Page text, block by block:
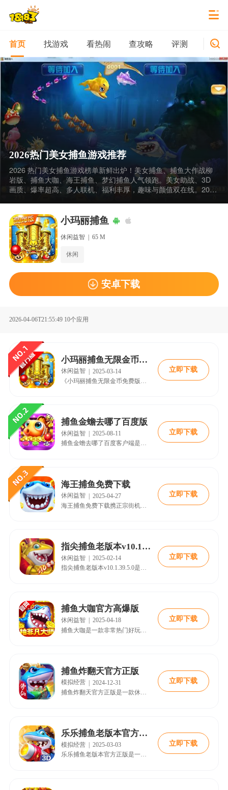
首页 找游戏 看热闹 查攻略 评测 新游
2026热门美女捕鱼游戏推荐
2026 热门美女捕鱼游戏榜单新鲜出炉！美女捕鱼、捕鱼大作战柳
岩版、捕鱼大咖、海王捕鱼、梦幻捕鱼人气领跑。美女助战、3D
画质、爆率超高、多人联机、福利丰厚，趣味与颜值双在线。2026
小玛丽捕鱼
休闲益智 | 65 M
休闲
安卓下载
2026-04-06T21:55:49 10个应用
小玛丽捕鱼无限金币免费版
休闲益智 | 2025-03-14
立即下载
捕鱼金蟾去哪了百度版
休闲益智
2025-08-11
捕鱼金蟾去哪了百度客户端是一款好玩的休闲捕鱼类手机游戏，现在小编为大家带来的这个版本是百度渠道服，我们可以使用百度账号进行登录，还有许多的奖励可以领取哦。在捕鱼金蟾去哪了百度版中，玩家现在能够在手机上也能体验到当初在街机厅中玩到的经典游戏了，3D的精致画风，让你能够去更好的游玩，感兴趣的小伙伴就赶快下载试试吧！
立即下载
海王捕鱼免费下载
休闲益智 | 2025-04-27
立即下载
指尖捕鱼老版本v10.1.39.5.0
休闲益智
2025-02-14
指尖捕鱼老版本v10.1.39.5.0是一款非常休闲的捕鱼类游戏。在这款游戏中玩家可以体验到经典的怀旧捕鱼体验，游戏中有着各种强大的BOSS等待玩家来挑战。同时游戏中还有各种金币和道具拿到手软，感兴趣的朋友快来18183下载体验吧!
立即下载
捕鱼大咖官方高爆版
休闲益智
2025-04-18
立即下载
捕鱼炸翻天官方正版
模拟经营
2024-12-31
捕鱼炸翻天官方正版是一款休闲捕鱼游戏，在游戏中玩家将体验到极致的爽感，在渔场中自由的进行捕获，每一个炮弹都有对应的效果，购买需要的炮弹，获得大量的金币，感受刺激连连的捕鱼乐趣。游戏还针对手机等移动端做出了非常全面的优化，提升了游戏的流畅度与稳定性，可以给玩家一个绝佳的游戏体验。可以有效地缓解玩家紧绷的神经，获得身心上的放松。喜欢的快来18183下载吧~
立即下载
乐乐捕鱼老版本官方正版
模拟经营
2025-03-03
乐乐捕鱼老版本官方正版是一款备受玩家喜爱的经典捕鱼游戏。在快节奏的现代生活中，这款游戏凭借其独特的魅力，为广大玩家提供了一个休闲娱乐的好去处。它延续了传统捕鱼游戏的核心玩法，同时融入了丰富多样的元素，让玩家仿佛置身于充满奇幻色彩的海底世界，在轻松愉快的氛围中享受捕鱼的乐趣。
立即下载